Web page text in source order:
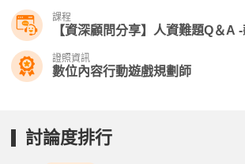
課程
【資深顧問分享】人資難題Q＆A
證照資訊
數位內容行動遊戲規劃師
討論度排行